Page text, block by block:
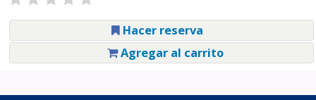
Hacer reserva
Agregar al carrito